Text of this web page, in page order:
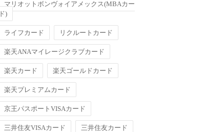
マリオットボンヴォイアメックス(MBAカー
ド)
ライフカード リクルートカード
楽天ANAマイレージクラブカード
楽天カード 楽天ゴールドカード
楽天プレミアムカード
京王パスポートVISAカード
三井住友VISAカード 三井住友カード